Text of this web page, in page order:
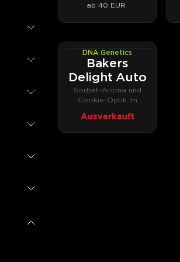
ab 40 EUR
AUTOFEM
DNA Genetics
Bakers
Delight Auto
Sorbet-Aroma und
Cookie-Optik im
Ausverkauft